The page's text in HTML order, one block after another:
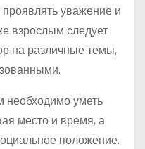
уважение и
взрослым следует
на различные темы,
необходимо уметь
место и время, а
положение.